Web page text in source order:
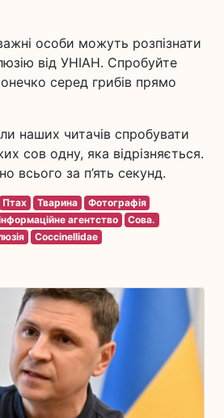
особи можуть розпізнати
від УНІАН. Спробуйте
серед грибів прямо
наших читачів спробувати
сов одну, яка відрізняється.
всього за п’ять секунд.
Птах Тварина
Фотографія
агентство
Сова.
Coccinellidae